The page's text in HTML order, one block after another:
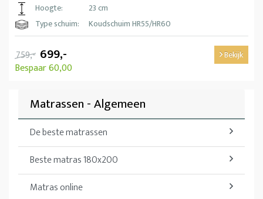
Hoogte:
23 cm
Type schuim:
Koudschuim HR55/HR60
759,- 699,-
Bespaar 60,00
Bekijk
Matrassen - Algemeen
De beste matrassen
Beste matras 180x200
Matras online